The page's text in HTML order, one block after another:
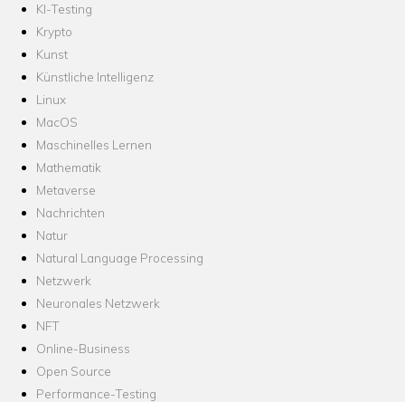
KI-Testing
Krypto
Kunst
Künstliche Intelligenz
Linux
MacOS
Maschinelles Lernen
Mathematik
Metaverse
Nachrichten
Natur
Natural Language Processing
Netzwerk
Neuronales Netzwerk
NFT
Online-Business
Open Source
Performance-Testing